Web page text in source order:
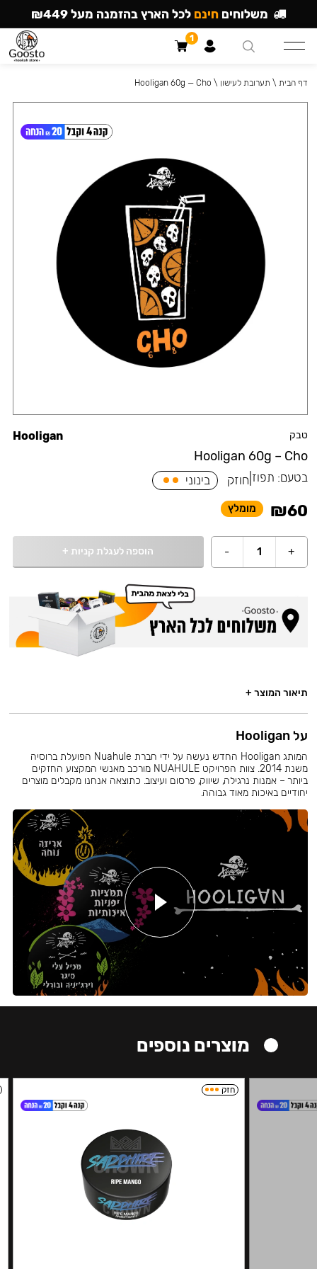
טבק
Hooligan 60g – Cho
Hooligan
בטעם: תפוז חוזק בינוני
₪60 מומלץ
+
1
- הוספה לעגלת קניות +
דף הבית \ תערובת לעישון \
Hooligan 60g — Cho
תיאור המוצר +
על Hooligan
המותג Hooligan החדש נעשה על ידי חברת Nuahule הפועלת ברוסיה
משנת 2014. צוות הפרויקט NUAHULE מורכב מאנשי המקצוע החזקים
ביותר – אמנות נרגילה, שיווק, פרסום ועיצוב. כתוצאה אנחנו מקבלים מוצרים
יחודיים באיכות מאוד גבוהה.
מוצרים נוספים
חזק
משלוחים חינם לכל הארץ בהזמנה מעל ₪449
1